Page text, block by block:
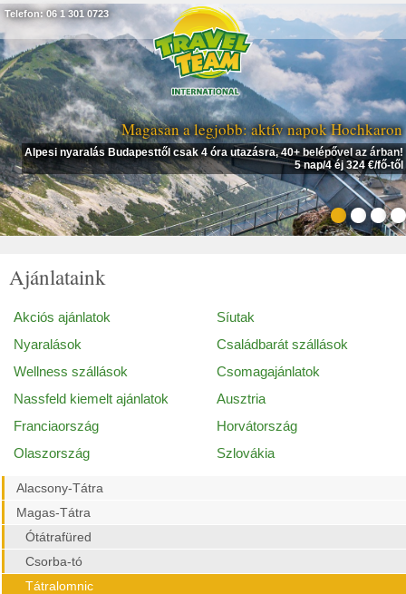
Magasan a legjobb: aktív napok Hochkaron
Alpesi nyaralás Budapesttől csak 4 óra utazásra, 40+ belépővel az árban!
5 nap/4 éj 324 €/fő-től
Telefon: 06 1 301 0723
Ajánlataink
Akciós ajánlatok
Síutak
Nyaralások
Családbarát szállások
Wellness szállások
Csomagajánlatok
Nassfeld kiemelt ajánlatok
Ausztria
Franciaország
Horvátország
Olaszország
Szlovákia
Alacsony-Tátra
Magas-Tátra
Ótátrafüred
Csorba-tó
Tátralomnic